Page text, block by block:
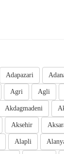
Adapazari
Agli
Agri
Akdagmadeni
Aksehir
Alapli